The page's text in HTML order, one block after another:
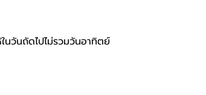
วันถัดไปไม่รวมวันอาทิตย์